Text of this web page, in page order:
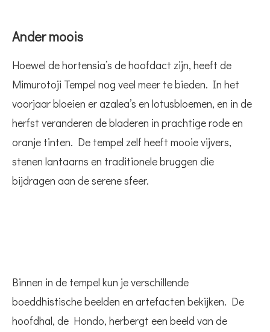
Ander moois
Hoewel de hortensia’s de hoofdact zijn, heeft de
Mimurotoji Tempel nog veel meer te bieden. In het
voorjaar bloeien er azalea’s en lotusbloemen, en in de
herfst veranderen de bladeren in prachtige rode en
oranje tinten. De tempel zelf heeft mooie vijvers,
stenen lantaarns en traditionele bruggen die
bijdragen aan de serene sfeer.
Binnen in de tempel kun je verschillende
boeddhistische beelden en artefacten bekijken. De
hoofdhal, de Hondo, herbergt een beeld van de